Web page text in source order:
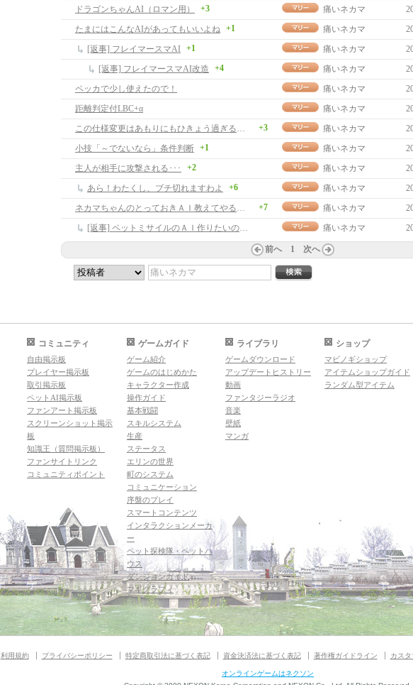
ドラゴンちゃんAI（ロマン用）
+3 痛いネカマ
たまにはこんなAIがあってもいいよね +1 痛いネカマ
[返事] フレイマースマAI +1 痛いネカマ
[返事] フレイマースマAI改造
+4 痛いネカマ
ペッカで少し使えたので！
痛いネカマ
距離判定付LBC+α
痛いネカマ
この仕様変更はあもりにもひきょう過ぎるでしょう？
+3 痛いネカマ
小技「～でないなら」条件判断 +1 痛いネカマ
主人が相手に攻撃される･･･
+2 痛いネカマ
あら！わたくし、ブチ切れますわよ
+6 痛いネカマ
ネカマちゃんのとっておきＡＩ教えてやるですぅ！
+7 痛いネカマ
[返事] ペットミサイルのＡＩ作りたいのですが
痛いネカマ
前へ 1 次へ
コミュニティ
自由掲示板
プレイヤー掲示板
取引掲示板
ペットAI掲示板
ファンアート掲示板
スクリーンショット掲示
板
知識王（質問掲示板）
ファンサイトリンク
コミュニティポイント
ゲームガイド
ゲーム紹介
ゲームのはじめかた
キャラクター作成
操作ガイド
基本戦闘
スキルシステム
生産
ステータス
エリンの世界
町のシステム
コミュニケーション
序盤のプレイ
スマートコンテンツ
インタラクションメーカ
ー
ペット探検隊・ペットハ
ウス
ダンジョンガイド
マギグラフィ
ライブラリ
ゲームダウンロード
アップデートヒストリー
動画
ファンタジーラジオ
音楽
壁紙
マンガ
ショップ
マビノギショップ
アイテムショップガイド
ランダム型アイテム
利用規約 プライバシーポリシー 特定商取引法に基づく表記 資金決済法に基づく表記 著作権ガイドライン カス
オンラインゲームはネクソン